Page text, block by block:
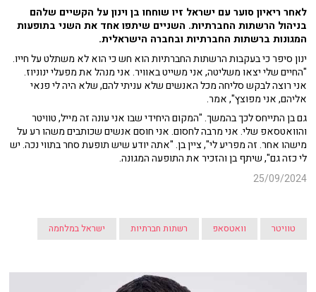
לאחר ריאיון סוער עם ישראל זיו שוחחו בן וינון על הקשיים שלהם
בניהול הרשתות החברתיות. השניים שיתפו אחד את השני בתופעות
המגונות ברשתות החברתיות ובחברה הישראלית.
ינון סיפר כי בעקבות הרשתות החברתיות הוא חש כי הוא לא משתלט על חייו.
"החיים שלי יצאו משליטה, אני משייט באוויר. אני מנהל את מפעלי ינוניוז.
אני רוצה לבקש סליחה מכל האנשים שלא עניתי להם, שלא היה לי פנאי
אליהם, אני מפוצץ", אמר.
גם בן התייחס לכך בהמשך. "המקום היחידי שבו אני עונה זה מייל, טוויטר
והוואטסאפ שלי. אני מרבה לחסום. אני חוסם אנשים שכותבים משהו רע על
מישהו אחר. זה מפריע לי", ציין בן. "אתה יודע שיש תופעת סחר בתווי נכה. יש
לי כזה גם", שיתף בן והזכיר את התופעה המגונה.
25/09/2024
טוויטר וואטסאפ רשתות חברתיות ישראל במלחמה